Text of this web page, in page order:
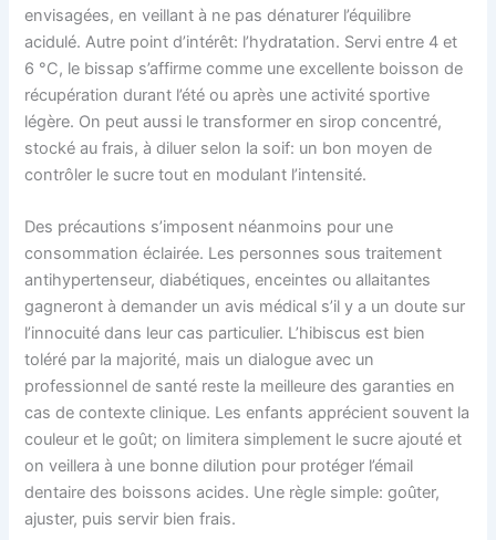
envisagées, en veillant à ne pas dénaturer l’équilibre
acidulé. Autre point d’intérêt: l’hydratation. Servi entre 4 et
6 °C, le bissap s’affirme comme une excellente boisson de
récupération durant l’été ou après une activité sportive
légère. On peut aussi le transformer en sirop concentré,
stocké au frais, à diluer selon la soif: un bon moyen de
contrôler le sucre tout en modulant l’intensité.
Des précautions s’imposent néanmoins pour une
consommation éclairée. Les personnes sous traitement
antihypertenseur, diabétiques, enceintes ou allaitantes
gagneront à demander un avis médical s’il y a un doute sur
l’innocuité dans leur cas particulier. L’hibiscus est bien
toléré par la majorité, mais un dialogue avec un
professionnel de santé reste la meilleure des garanties en
cas de contexte clinique. Les enfants apprécient souvent la
couleur et le goût; on limitera simplement le sucre ajouté et
on veillera à une bonne dilution pour protéger l’émail
dentaire des boissons acides. Une règle simple: goûter,
ajuster, puis servir bien frais.